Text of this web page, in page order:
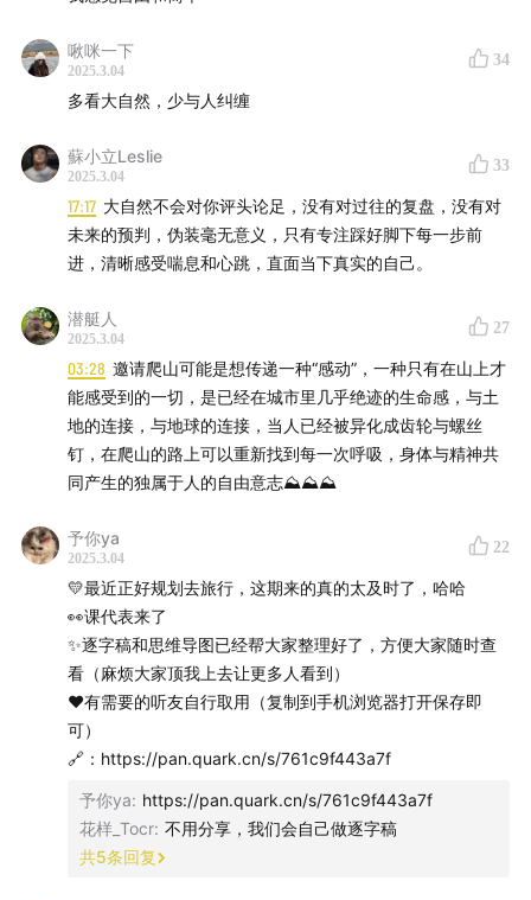
袁袁：
小红书：lemon袁袁
想进听友群的朋友可添加微信：siwenbailei2026（备注
思文进群）
本节目收听方式：
目前《思文，败类》在：
苹果播客｜ 小宇宙｜QQ音乐｜网易云音乐｜喜马拉雅｜
Spotify
都可以收听啦
啾咪一下
2025.3.04
34
多看大自然，少与人纠缠
蘇小立Leslie
2025.3.04
33
17:17 大自然不会对你评头论足，没有对过往的复盘，没有对
未来的预判，伪装毫无意义，只有专注踩好脚下每一步前
进，清晰感受喘息和心跳，直面当下真实的自己。
潜艇人
2025.3.04
27
03:28 邀请爬山可能是想传递一种“感动”，一种只有在山上才
能感受到的一切，是已经在城市里几乎绝迹的生命感，与土
地的连接，与地球的连接，当人已经被异化成齿轮与螺丝
钉，在爬山的路上可以重新找到每一次呼吸，身体与精神共
同产生的独属于人的自由意志⛰️⛰️⛰️
予你ya
2025.3.04
22
💛最近正好规划去旅行，这期来的真的太及时了，哈哈
👀课代表来了
✨逐字稿和思维导图已经帮大家整理好了，方便大家随时查
看（麻烦大家顶我上去让更多人看到）
❤️有需要的听友自行取用（复制到手机浏览器打开保存即
可）
🔗：https://pan.quark.cn/s/761c9f443a7f
予你ya: https://pan.quark.cn/s/761c9f443a7f
花样_Tocr: 不用分享，我们会自己做逐字稿
共5条回复